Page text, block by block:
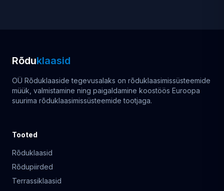
Rõduklaasid
OÜ Rõduklaaside tegevusalaks on rõduklaasimissüsteemide
müük, valmistamine ning paigaldamine koostöös Euroopa
suurima rõduklaasimissüsteemide tootjaga.
Tooted
Rõduklaasid
Rõdupiirded
Terrassiklaasid